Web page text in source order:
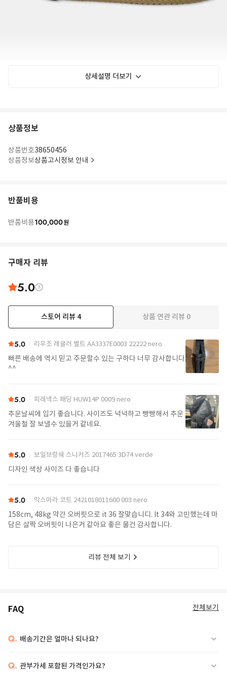
상세설명 더보기
상품정보
상품번호38650456
상품정보상품고시정보 안내
반품비용
반품비용100,000원
구매자 리뷰
5.0
스토어 리뷰 4 상품 연관 리뷰 0
5.0 리우조 레귤러 벨트 AA3337E0003 22222 nero
빠른 배송에 역시 믿고 주문할수 있는 구하다 너무 감사합니다
^^
5.0 피레넥스 패딩 HUW14P 0009 nero
추운날씨에 입기 좋습니다. 사이즈도 넉넉하고 빵빵해서 추운
겨울철 잘 보낼수 있을거 같네요.
5.0 보일브랑쉐 스니커즈 2017465 3D74 verde
디자인 색상 사이즈 다 좋습니다
5.0 막스마라 코트 2421018011600 003 nero
158cm, 48kg 약간 오버핏으로 it 36 잘맞습니디. It 34와 고민했는데 마
담은 살짝 오버핏이 나은거 같아요 좋은 물건 감사합니다.
리뷰 전체 보기
FAQ 전체보기
Q. 배송기간은 얼마나 되나요?
Q. 관부가세 포함된 가격인가요?